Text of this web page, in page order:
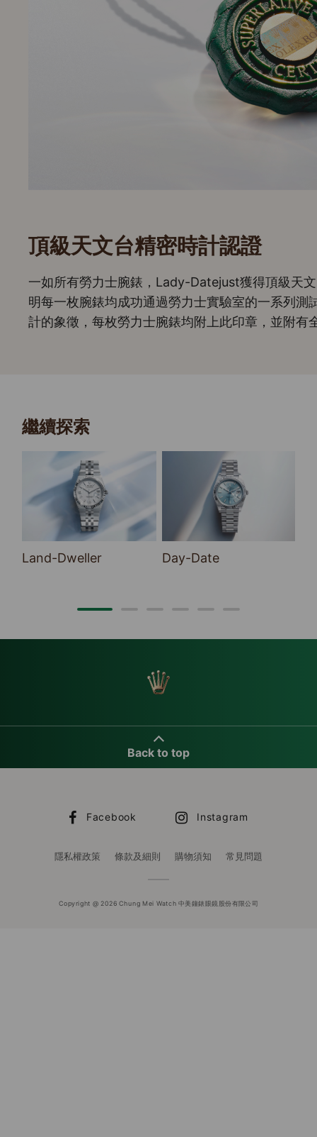
頂級天文台精密時計認證
一如所有勞力士腕錶，Lady-Datejust獲得頂級天
明每一枚腕錶均成功通過勞力士實驗室的一系列測
計的象徵，每枚勞力士腕錶均附上此印章，並附有
繼續探索
Land-Dweller Day-Date
Back to top
Facebook Instagram
隱私權政策 條款及細則 購物須知 常見問題
Copyright @ 2026 Chung Mei Watch 中美鐘錶眼鏡股份有限公司